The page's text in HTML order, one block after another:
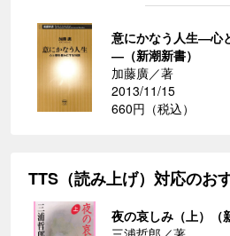
意にかなう人生―心
―（新潮新書）
加藤廣／著
2013/11/15
660円（税込）
TTS（読み上げ）対応のお
夜の哀しみ（上）（